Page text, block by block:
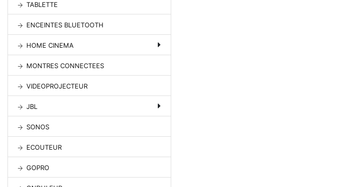
TABLETTE
ENCEINTES BLUETOOTH
HOME CINEMA
MONTRES CONNECTEES
VIDEOPROJECTEUR
JBL
SONOS
ECOUTEUR
GOPRO